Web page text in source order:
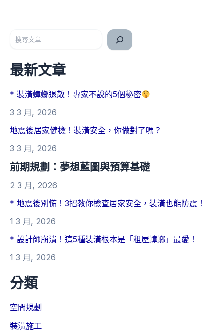
最新文章
* 裝潢蟑螂退散！專家不說的5個秘密
3 3 月, 2026
地震後居家健檢！裝潢安全，你做對了嗎？
3 3 月, 2026
前期規劃：夢想藍圖與預算基礎
2 3 月, 2026
* 地震後別慌！3招教你檢查居家安全，裝潢也能防震！
1 3 月, 2026
* 設計師崩潰！這5種裝潢根本是「租屋蟑螂」最愛！
1 3 月, 2026
分類
空間規劃
裝潢施工